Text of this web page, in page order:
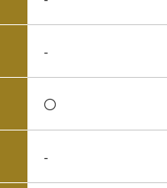
-
〇
-